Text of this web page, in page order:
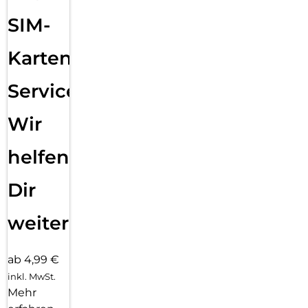
dazugehörigen Video Tutorial gestaltet sich die Montage des
kein schiefes Aufliegen des Screen Protectors auf dem
Display, keine verdeckten Öffnungen für Lautsprecher oder
Gut für die Umwelt: der Eco-Montagerahmen besteht zu
dem Einsatz bedenkenlos mit dem Altpapier recycelt
werden.
SIM-
Karten
Service:
Wir
helfen
Dir
weiter
ab 4,99 €
inkl. MwSt.
Mehr